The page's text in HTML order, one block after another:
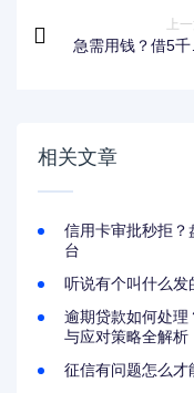
上
急需用钱？借5千
相关文章
信用卡审批秒拒
台
听说有个叫什么
逾期贷款如何处
与应对策略全解析
征信有问题怎么